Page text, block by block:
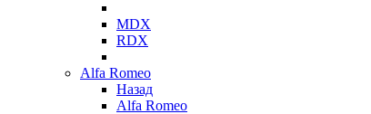
MDX
RDX
Alfa Romeo
Назад
Alfa Romeo